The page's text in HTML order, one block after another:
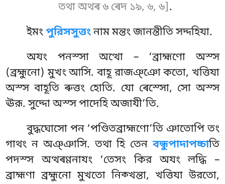
তথা অথৰ ৬ ৰেদ ১৯, ৬, ৬] .
ইমংপুরিসসুত্তংনাম মন্তং জানন্তীতি সদ্দহিযা.
অযং পনস্সা অত্থো – ‘ব্রাহ্মণো অস্স
(ব্রহ্মুনো) মুখং আসি. বাহূ রাজঞ্ঞো কতো, খত্তিযা
অস্স বাহূতি ৰুত্তং হোতি. যো ৰেস্সো, সো অস্স
ঊরূ. সুদ্দো অস্স পাদেহি অজাযী’তি.
বুদ্ধঘোসো পন ‘পণ্ডিতব্রাহ্মণো’তি ঞাতোপি তং
গাথং ন অঞ্ঞাসি. তথা হি তেনবন্ধুপাদাপচ্চাতি
পদস্স অত্থৰণ্ণনাযং ‘তেসং কির অযং লদ্ধি –
ব্রাহ্মণা ব্রহ্মুনো মুখতো নিক্খন্তা, খত্তিযা উরতো,